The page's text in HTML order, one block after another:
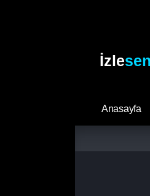
İzle
Anasayfa